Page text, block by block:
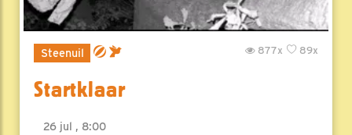
Steenuil 89x
877x
Startklaar
26 jul , 8:00